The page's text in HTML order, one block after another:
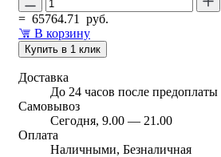
= 65764.71
руб.
В корзину
Купить в 1 клик
Доставка
До 24 часов после предоплаты
Самовывоз
Сегодня, 9.00 — 21.00
Оплата
Наличными, Безналичная